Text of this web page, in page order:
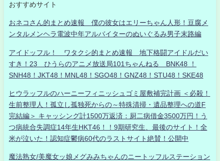
おすすめサイト
おネコさん的まとめ速報 僕の彼女はエリーちゃん人形！豆腐メ
ンタルメンヘラ電波中年アルバイターのぬいぐるみ男子末路編
アイドッフル！ ワタクシ的まとめ速報 地下格闘アイドルだい
すき！23 ひうらのアニメ放送局101ちゃんねる BNK48 ！
SNH48！JKT48！MNL48！SGO48！GNZ48！STU48！SKE48
ヒウラッフルのハーニーフィニッシュゴミ屋敷補完計画 ＜必殺！
生前整理人！孤立し孤独死からの～特殊清掃・遺品整理への道F
完結編＞ キャッシング計1500万返済：厨二病借金3500万円！う
つ病統合失調症14年生HKT46！！9期研究生、最後のサイト！全
米が泣いた！認知症鬱病60代のラストサイト絶賛！公開中
魔法熟女/美魔女ッ娘メグみみちゃんのニートッフルステーション